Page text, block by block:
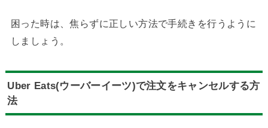
困った時は、焦らずに正しい方法で手続きを行うように
しましょう。
Uber Eats(ウーバーイーツ)で注文をキャンセルする方
法